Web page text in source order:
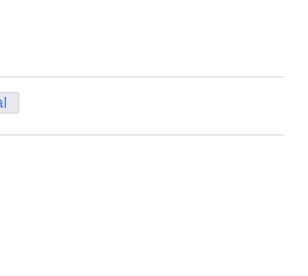
destaque e receberão
e serão divulgados nos
receberão premiações, à
evento.